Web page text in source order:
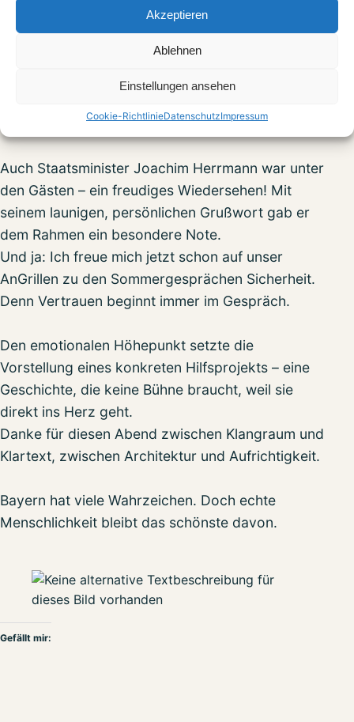
Akzeptieren
Ablehnen
Einstellungen ansehen
Cookie-RichtlinieDatenschutzImpressum
hilft sie Menschen in Bayern, die in akute Not
geraten sind. Diskret, schnell, mit Würde.
Ihr Sohn, mein Co-Vorstand beim
den Abend – klug, herzlich, klar.
Auch Staatsminister Joachim Herrmann war unter
den Gästen – ein freudiges Wiedersehen! Mit
seinem launigen, persönlichen Grußwort gab er
dem Rahmen ein besondere Note.
Und ja: Ich freue mich jetzt schon auf unser
AnGrillen zu den Sommergesprächen Sicherheit.
Denn Vertrauen beginnt immer im Gespräch.
Den emotionalen Höhepunkt setzte die
Vorstellung eines konkreten Hilfsprojekts – eine
Geschichte, die keine Bühne braucht, weil sie
direkt ins Herz geht.
Danke für diesen Abend zwischen Klangraum und
Klartext, zwischen Architektur und Aufrichtigkeit.
Bayern hat viele Wahrzeichen. Doch echte
Menschlichkeit bleibt das schönste davon.
Gefällt mir: